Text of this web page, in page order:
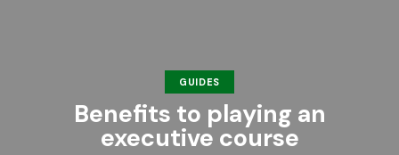
GUIDES
Benefits to playing an
executive course